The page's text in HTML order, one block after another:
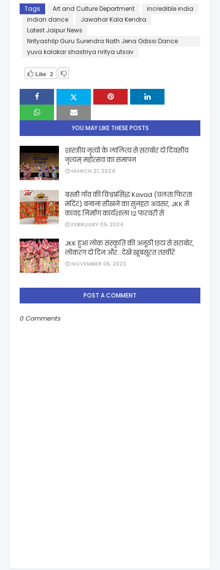
Tags Art and Culture Department
incredible india
indian dance
Jawahar Kala Kendra
Latest Jaipur News
Nrityashilp Guru Surendra Nath Jena Odissi Dance
Foundation
yuva kalakar shastriya nritya utsav
Like 2
YOU MAY LIKE THESE POSTS
शास्त्रीय नृत्यों के लालित्य से सराबोर दो दिवसीय
नृत्यम् महोत्सव का समापन
MARCH 21, 2024
बस्सी गाँव की विश्वप्रसिद्ध Kavad (चलता फिरता
मंदिर) बनाना सीखने का सुनहरा अवसर, JKK में
कावड़ निर्माण कार्यशाला 12 फरवरी से
FEBRUARY 09, 2024
JKK हुआ लोक संस्कृति की अनूठी छटा से सराबोर,
लोकरंग दो दिन और...देखें खूबसूरत तस्वीरें
NOVEMBER 06, 2023
POST A COMMENT
0 Comments